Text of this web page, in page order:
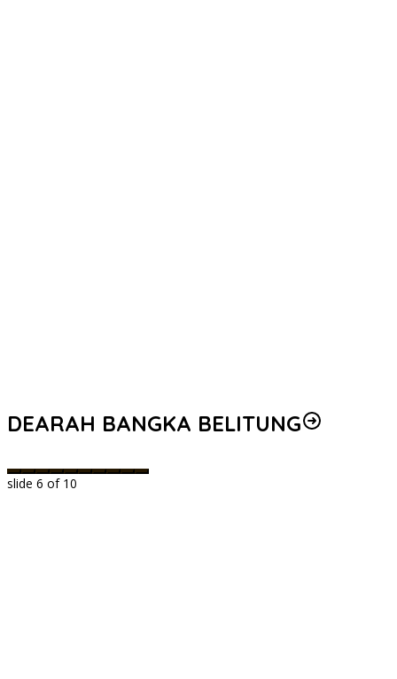
DEARAH BANGKA BELITUNG
slide 6 of 10